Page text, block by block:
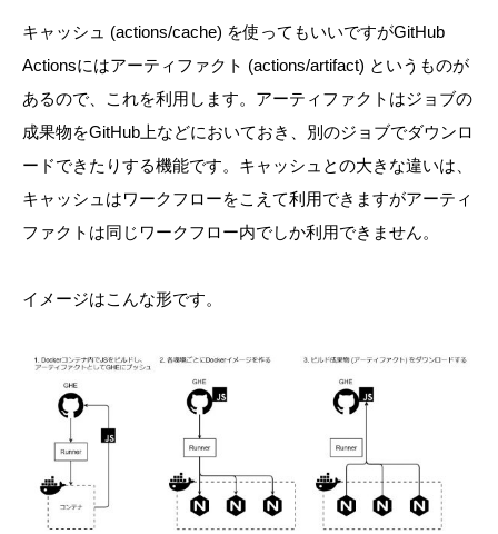
キャッシュ (actions/cache) を使ってもいいですがGitHub
Actionsにはアーティファクト (actions/artifact) というものが
あるので、これを利用します。アーティファクトはジョブの
成果物をGitHub上などにおいておき、別のジョブでダウンロ
ードできたりする機能です。キャッシュとの大きな違いは、
キャッシュはワークフローをこえて利用できますがアーティ
ファクトは同じワークフロー内でしか利用できません。
イメージはこんな形です。